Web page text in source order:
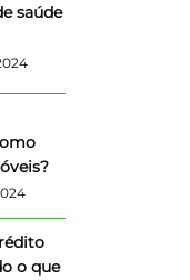
saúde
o que